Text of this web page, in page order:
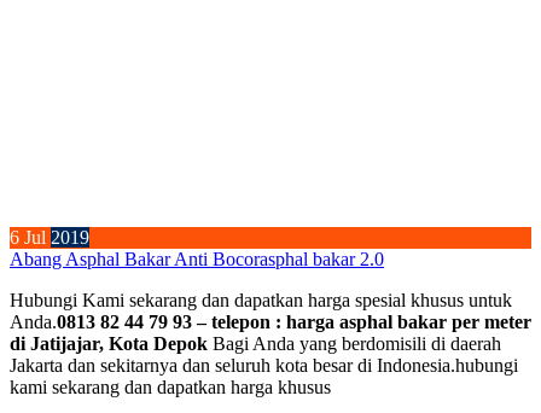
6 Jul 2019
Abang Asphal Bakar Anti Bocorasphal bakar 2.0
Hubungi Kami sekarang dan dapatkan harga spesial khusus untuk
Anda.0813 82 44 79 93 – telepon : harga asphal bakar per meter
di Jatijajar, Kota Depok Bagi Anda yang berdomisili di daerah
Jakarta dan sekitarnya dan seluruh kota besar di Indonesia.hubungi
kami sekarang dan dapatkan harga khusus